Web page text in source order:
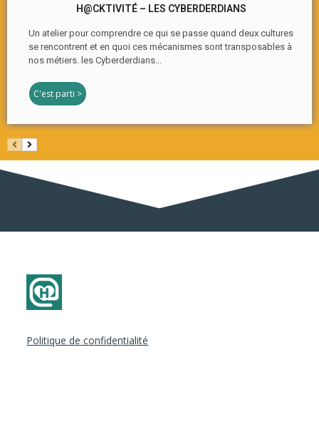
H@CKTIVITÉ – LES CYBERDERDIANS
Un atelier pour comprendre ce qui se passe quand deux cultures
se rencontrent et en quoi ces mécanismes sont transposables à
nos métiers. les Cyberderdians...
C'est parti >
Politique de confidentialité